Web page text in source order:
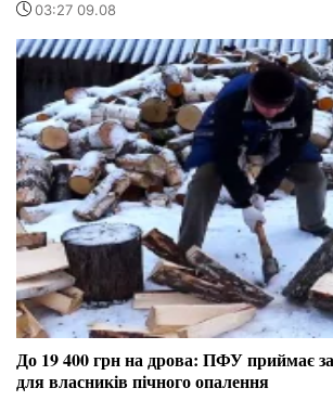
03:27 09.08
До 19 400 грн на дрова: ПФУ приймає
для власників пічного опалення